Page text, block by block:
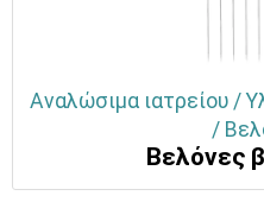
Αναλώσιμα ιατρείου /
/
Βελόνες